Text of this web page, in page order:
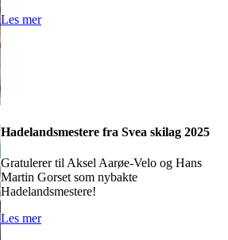
Les mer
Hadelandsmestere fra Svea skilag 2025
Gratulerer til Aksel Aarøe-Velo og Hans
Martin Gorset som nybakte
Hadelandsmestere!
Les mer